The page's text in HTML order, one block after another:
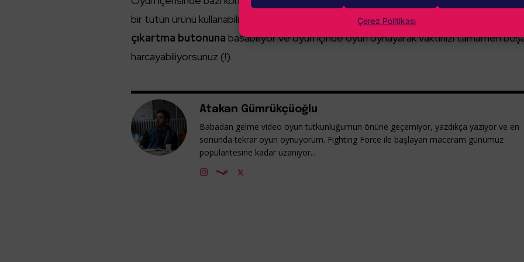
Çerez Politikası
bir tütün ürünü kullanabiliyor, başka karakterlerin fotoğraflarını çekebiliyor,
çıkartma butonuna basabiliyor ve oyun içinde oyun oynayarak vaktinizi tamamen
harcayabiliyorsunuz (!).
Atakan Gümrükçüoğlu
Babadan gelme video oyun tutkunluğumun önüne geçemiyor, yazdıkça yazıyor ve en
sonunda tekrar oyun oynuyorum. Fighting Force ile başlayan maceram günümüz
popülaritesine kadar uzanıyor...